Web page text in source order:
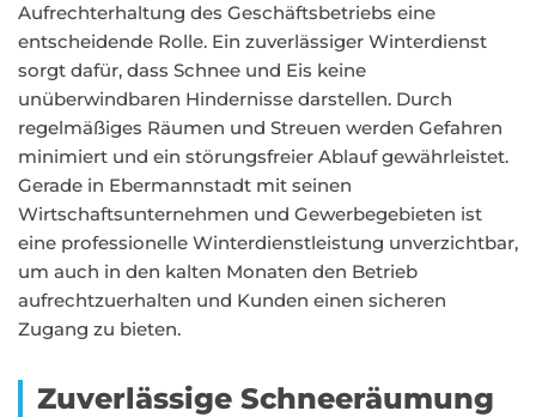
Aufrechterhaltung des Geschäftsbetriebs eine
entscheidende Rolle. Ein zuverlässiger Winterdienst
sorgt dafür, dass Schnee und Eis keine
unüberwindbaren Hindernisse darstellen. Durch
regelmäßiges Räumen und Streuen werden Gefahren
minimiert und ein störungsfreier Ablauf gewährleistet.
Gerade in Ebermannstadt mit seinen
Wirtschaftsunternehmen und Gewerbegebieten ist
eine professionelle Winterdienstleistung unverzichtbar,
um auch in den kalten Monaten den Betrieb
aufrechtzuerhalten und Kunden einen sicheren
Zugang zu bieten.
Zuverlässige Schneeräumung